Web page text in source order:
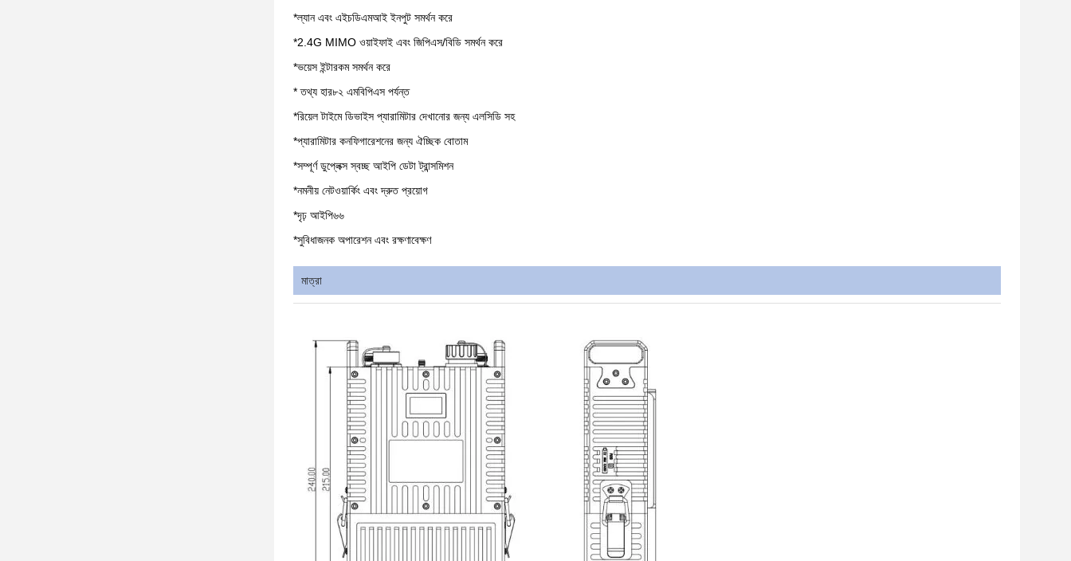
*ল্যান এবং এইচডিএমআই ইনপুট সমর্থন করে
*2.4G MIMO ওয়াইফাই এবং জিপিএস/বিডি সমর্থন করে
*ভয়েস ইন্টারকম সমর্থন করে
* তথ্য হার৮২ এমবিপিএস পর্যন্ত
*রিয়েল টাইমে ডিভাইস প্যারামিটার দেখানোর জন্য এলসিডি সহ
*প্যারামিটার কনফিগারেশনের জন্য ঐচ্ছিক বোতাম
*সম্পূর্ণ ডুপ্লেক্স স্বচ্ছ আইপি ডেটা ট্রান্সমিশন
*নমনীয় নেটওয়ার্কিং এবং দ্রুত প্রয়োগ
*দৃঢ় আইপি৬৬
*সুবিধাজনক অপারেশন এবং রক্ষণাবেক্ষণ
মাত্রা